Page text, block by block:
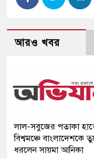
আরও খবর
লাল-সবুজের পতাকা
বিশ্বমঞ্চে বাংলাদেশকে
ধরলেন সায়মা আনিকা